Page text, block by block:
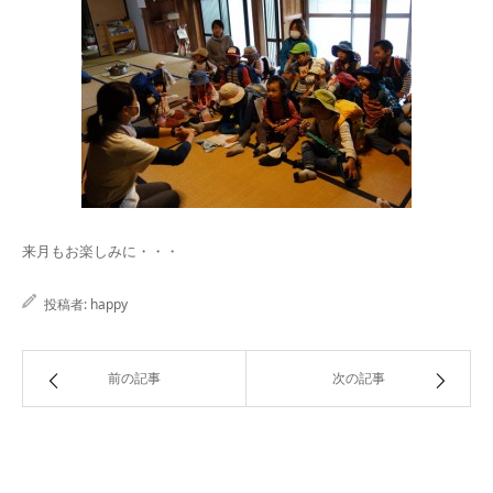
来月もお楽しみに・・・
投稿者: happy
前の記事 次の記事